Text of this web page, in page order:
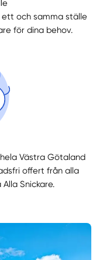
och samma ställe
för dina behov.
Västra Götaland
offert från alla
Snickare.